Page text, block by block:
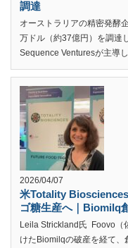
調達
オーストラリアの精密発酵
万ドル（約37億円）を調達
Sequence Venturesが主導し
2026/04/07
米Totality
ゴ糖生産へ｜Biomilq
Leila Strickland氏 Foovo（
けたBiomilqの破産を経て、